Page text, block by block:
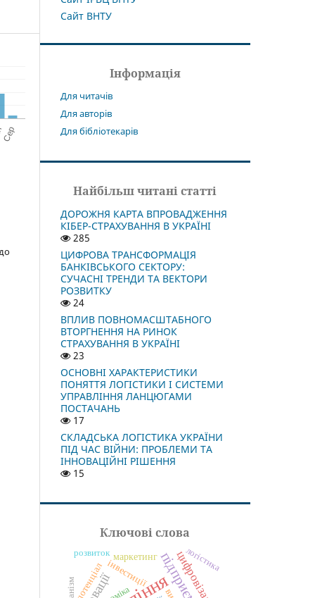
Сайт ВНТУ
Інформація
Для читачів
Для авторів
Для бібліотекарів
Найбільш читані статті
ДОРОЖНЯ КАРТА ВПРОВАДЖЕННЯ
КІБЕР-СТРАХУВАННЯ В УКРАЇНІ
285
ЦИФРОВА ТРАНСФОРМАЦІЯ
БАНКІВСЬКОГО СЕКТОРУ:
СУЧАСНІ ТРЕНДИ ТА ВЕКТОРИ
РОЗВИТКУ
24
ВПЛИВ ПОВНОМАСШТАБНОГО
ВТОРГНЕННЯ НА РИНОК
СТРАХУВАННЯ В УКРАЇНІ
23
ОСНОВНІ ХАРАКТЕРИСТИКИ
ПОНЯТТЯ ЛОГІСТИКИ І СИСТЕМИ
УПРАВЛІННЯ ЛАНЦЮГАМИ
ПОСТАЧАНЬ
17
СКЛАДСЬКА ЛОГІСТИКА УКРАЇНИ
ПІД ЧАС ВІЙНИ: ПРОБЛЕМИ ТА
ІННОВАЦІЙНІ РІШЕННЯ
15
Ключові слова
цифровізація
інвестиції
маркетинг
потенціал
розвиток логістика